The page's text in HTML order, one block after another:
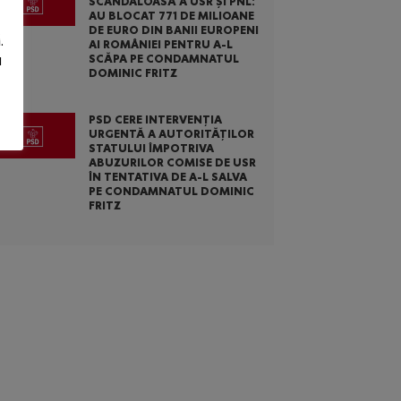
AU BLOCAT 771 DE MILIOANE
DE EURO DIN BANII EUROPENI
AI ROMÂNIEI PENTRU A-L
SCĂPA PE CONDAMNATUL
DOMINIC FRITZ
PSD CERE INTERVENȚIA
URGENTĂ A AUTORITĂȚILOR
STATULUI ÎMPOTRIVA
ABUZURILOR COMISE DE USR
ÎN TENTATIVA DE A-L SALVA
PE CONDAMNATUL DOMINIC
FRITZ